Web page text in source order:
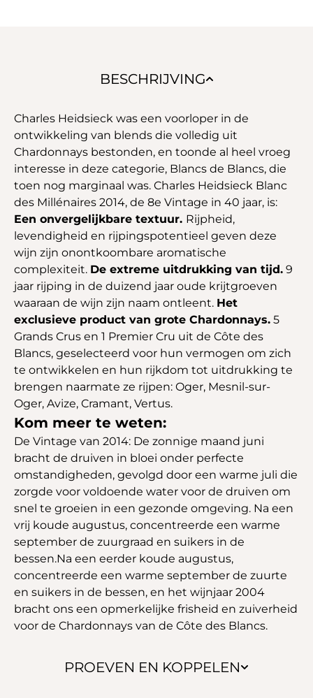
BESCHRIJVING
PROEVEN EN KOPPELEN
Charles Heidsieck was een voorloper in de
ontwikkeling van blends die volledig uit
Chardonnays bestonden, en toonde al heel vroeg
interesse in deze categorie, Blancs de Blancs, die
toen nog marginaal was. Charles Heidsieck Blanc
des Millénaires 2014, de 8e Vintage in 40 jaar, is:
Een onvergelijkbare textuur. Rijpheid,
levendigheid en rijpingspotentieel geven deze
wijn zijn onontkoombare aromatische
complexiteit. De extreme uitdrukking van tijd. 9
jaar rijping in de duizend jaar oude krijtgroeven
waaraan de wijn zijn naam ontleent. Het
exclusieve product van grote Chardonnays. 5
Grands Crus en 1 Premier Cru uit de Côte des
Blancs, geselecteerd voor hun vermogen om zich
te ontwikkelen en hun rijkdom tot uitdrukking te
brengen naarmate ze rijpen: Oger, Mesnil-sur-
Oger, Avize, Cramant, Vertus.
Kom meer te weten:
De Vintage van 2014: De zonnige maand juni
bracht de druiven in bloei onder perfecte
omstandigheden, gevolgd door een warme juli die
zorgde voor voldoende water voor de druiven om
snel te groeien in een gezonde omgeving. Na een
vrij koude augustus, concentreerde een warme
september de zuurgraad en suikers in de
bessen.Na een eerder koude augustus,
concentreerde een warme september de zuurte
en suikers in de bessen, en het wijnjaar 2004
bracht ons een opmerkelijke frisheid en zuiverheid
voor de Chardonnays van de Côte des Blancs.